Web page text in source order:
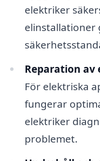
elektriker
elinstallationer
Reparation
För elektriska
fungerar
elektriker
problemet.